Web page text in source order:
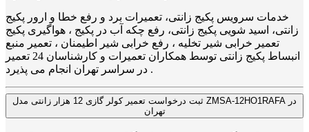
خدمات سرویس پکیج زانتی، تعمیرات برد و رفع خطا و ارور پکیج
زانتی، اسید شویی پکیج زانتی، رفع چکه آب در پکیج ، هواگیری پکیج
تعمیر خرابی شیر تخلیه ، رفع خرابی شیر اطیمنان ، تعمیر منبع
انبساط پکیج زانتی توسط همکاران تعمیرات و کارشناسان 24 تعمیر
در سراسر تهران انجام می پذیرد .
ثبت درخواست تعمیر کولر گازی 12 هزار زانتی مدل ZMSA-12HO1RAFA در
تهران